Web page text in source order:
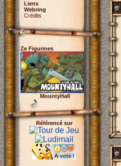
Liens
Webring
Crédits
Ze Figurines
MountyHall
Référencé sur